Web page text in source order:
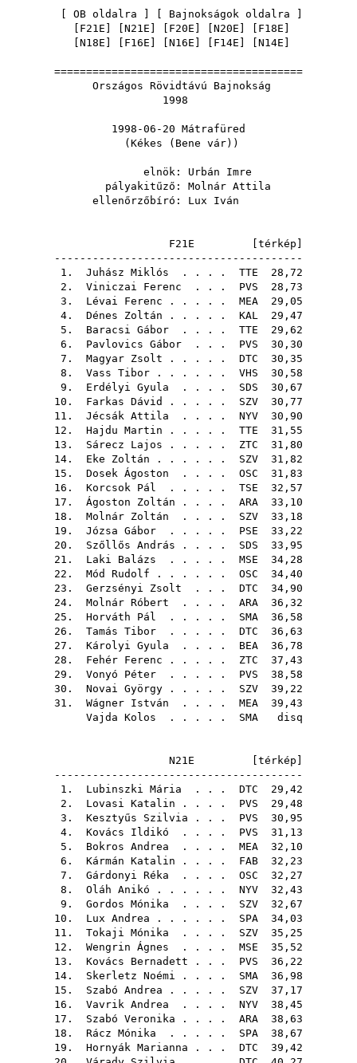
OB oldalra Bajnokságok oldalra
F21E N21E F20E N20E F18E
N18E F16E N16E F14E N14E
=======================================
Országos Rövidtávú Bajnokság
1998
1998-06-20 Mátrafüred
(Kékes (Bene vár))
elnök: Urbán Imre
pályakitűző: Molnár Attila
ellenőrzőbíró: Lux Iván
F21E [ térkép
---------------------------------------
1. Juhász Miklós . . . . TTE 28,72
2. Viniczai Ferenc . . . PVS 28,73
3. Lévai Ferenc . . . . . MEA 29,05
4. Dénes Zoltán . . . . . KAL 29,47
5. Baracsi Gábor . . . . TTE 29,62
6. Pavlovics Gábor . . . PVS 30,30
7. Magyar Zsolt . . . . . DTC 30,35
8. Vass Tibor . . . . . . VHS 30,58
9. Erdélyi Gyula . . . . SDS 30,67
10. Farkas Dávid . . . . . SZV 30,77
11. Jécsák Attila . . . . NYV 30,90
12. Hajdu Martin . . . . . TTE 31,55
13. Sárecz Lajos . . . . . ZTC 31,80
14. Eke Zoltán . . . . . . SZV 31,82
15. Dosek Ágoston . . . . OSC 31,83
16. Korcsok Pál . . . . . TSE 32,57
17. Ágoston Zoltán . . . . ARA 33,10
18. Molnár Zoltán . . . . SZV 33,18
19. Józsa Gábor . . . . . PSE 33,22
20. Szőllős András . . . . SDS 33,95
21. Laki Balázs . . . . . MSE 34,28
22. Mód Rudolf . . . . . . OSC 34,40
23. Gerzsényi Zsolt . . . DTC 34,90
24. Molnár Róbert . . . . ARA 36,32
25. Horváth Pál . . . . . SMA 36,58
26. Tamás Tibor . . . . . DTC 36,63
27. Károlyi Gyula . . . . BEA 36,78
28. Fehér Ferenc . . . . . ZTC 37,43
29. Vonyó Péter . . . . . PVS 38,58
30. Novai György . . . . . SZV 39,22
31. Wágner István . . . . MEA 39,43
Vajda Kolos . . . . . SMA disq
N21E [ térkép
---------------------------------------
1. Lubinszki Mária . . . DTC 29,42
2. Lovasi Katalin . . . . PVS 29,48
3. Kesztyűs Szilvia . . . PVS 30,95
4. Kovács Ildikó . . . . PVS 31,13
5. Bokros Andrea . . . . MEA 32,10
6. Kármán Katalin . . . . FAB 32,23
7. Gárdonyi Réka . . . . OSC 32,27
8. Oláh Anikó . . . . . . NYV 32,43
9. Gordos Mónika . . . . SZV 32,67
10. Lux Andrea . . . . . . SPA 34,03
11. Tokaji Mónika . . . . SZV 35,25
12. Wengrin Ágnes . . . . MSE 35,52
13. Kovács Bernadett . . . PVS 36,22
14. Skerletz Noémi . . . . SMA 36,98
15. Szabó Andrea . . . . . SZV 37,17
16. Vavrik Andrea . . . . NYV 38,45
17. Szabó Veronika . . . . ARA 38,63
18. Rácz Mónika . . . . . SPA 38,67
19. Hornyák Marianna . . . DTC 39,42